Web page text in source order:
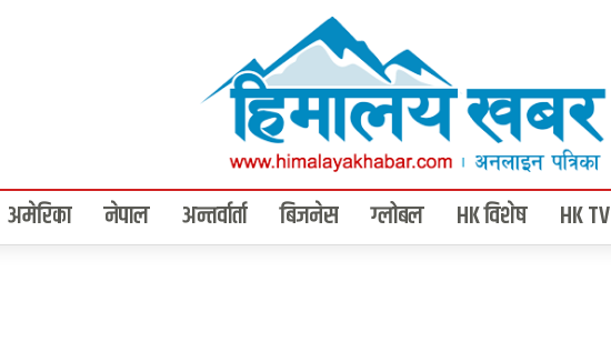
अमेरिका नेपाल अन्तर्वार्ता बिजनेस ग्लोबल HK विशेष HK TV